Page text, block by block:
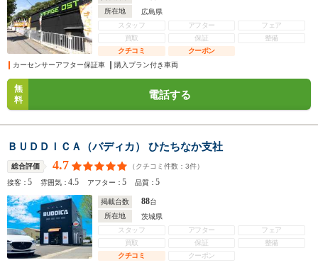
所在地
広島県
スタッフ
アフター
フェア
買取
保証
整備
クチコミ
クーポン
カーセンサーアフター保証車
購入プラン付き車両
無
料
電話する
ＢＵＤＤＩＣＡ（バディカ） ひたちなか支社
総合評価 4.7 （クチコミ件数： 3件）
接客：5 雰囲気：4.5 アフター：5 品質：5
掲載台数 88台
所在地
茨城県
スタッフ
アフター
フェア
買取
保証
整備
クチコミ
クーポン